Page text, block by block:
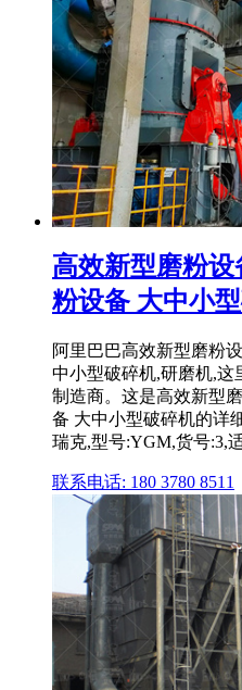
高效新型磨粉
粉设备 大中小
阿里巴巴高效新型磨粉
中小型破碎机,研磨机,这
制造商。这是高效新型
备 大中小型破碎机的详
瑞克,型号:YGM,货号:3,
联系电话: 180 3780 8511